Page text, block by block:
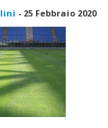
- 25 Febbraio 2020